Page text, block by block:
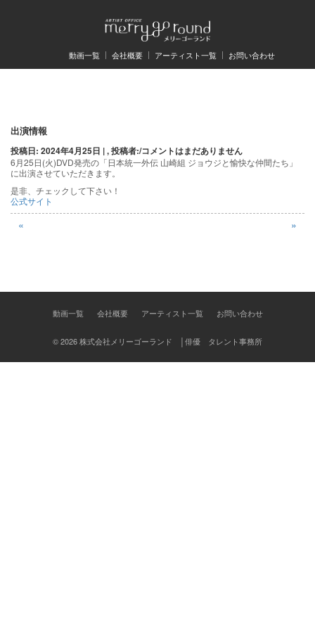
動画一覧 会社概要 アーティスト一覧 お問い合わせ
出演情報
投稿日: 2024年4月25日 | , 投稿者:/コメントはまだありません
6月25日(火)DVD発売の「日本統一外伝 山崎組 ジョウジと愉快な仲間たち」
に出演させていただきます。
是非、チェックして下さい！
公式サイト
投
稿
ナ
ビ
ゲ
ョ
« »
動画一覧 会社概要 アーティスト一覧 お問い合わせ
© 2026 株式会社メリーゴーランド │俳優 タレント事務所